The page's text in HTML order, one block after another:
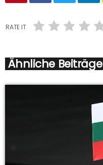
RATE IT
Ähnliche Beiträge